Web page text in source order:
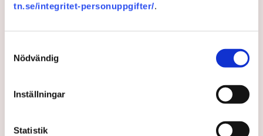
tn.se/integritet-personuppgifter/.
Nödvändig
Inställningar
Statistik
Hundratals krogar vill hålla